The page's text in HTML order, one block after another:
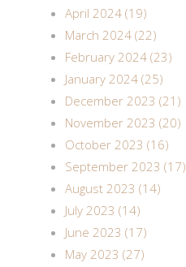
April 2024 (19)
March 2024 (22)
February 2024 (23)
January 2024 (25)
December 2023 (21)
November 2023 (20)
October 2023 (16)
September 2023 (17)
August 2023 (14)
July 2023 (14)
June 2023 (17)
May 2023 (27)